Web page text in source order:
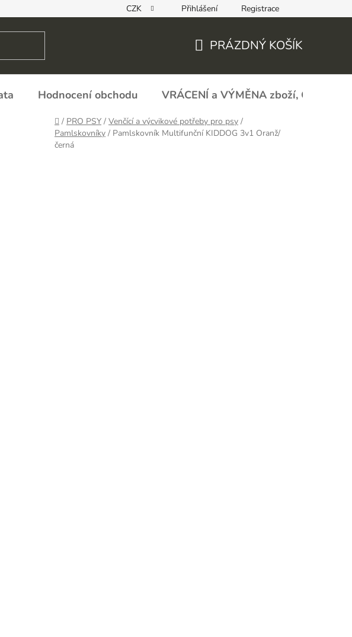
OD SMLOUVY REKLAMAČNÍ FORMULÁŘ - zboží s vadou
CZK Přihlášení Registrace
KOŠÍK
PRÁZDNÝ KOŠÍK
Hodnocení obchodu VRÁCENÍ a VÝMĚNA zboží,
Domů
/ PRO PSY / Venčící a výcvikové potřeby pro psy /
Pamlskovníky / Pamlskovník Multifunční KIDDOG 3v1 Oranž/
černá